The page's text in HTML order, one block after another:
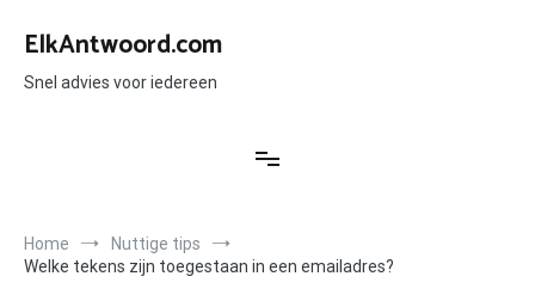
naar
inhoud
ElkAntwoord.com
Snel advies voor iedereen
Home
Nuttige tips
Welke tekens zijn toegestaan in een emailadres?